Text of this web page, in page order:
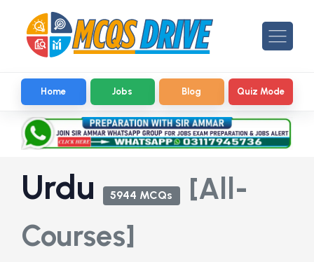
Home Jobs Blog Quiz Mode
Urdu 5944 MCQs
[All-
Courses]